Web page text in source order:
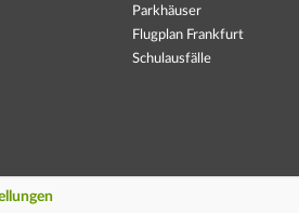
Parkhäuser
Flugplan Frankfurt
Schulausfälle